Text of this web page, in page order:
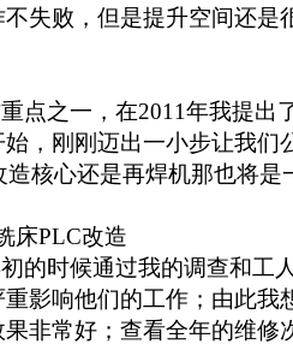
失败，但是提升空间还
点之一，在2011年我提出
，刚刚迈出一小步让我
造核心还是再焊机那也将是
床PLC改造
的时候通过我的调查和工
影响他们的工作；由此我
非常好；查看全年的维修